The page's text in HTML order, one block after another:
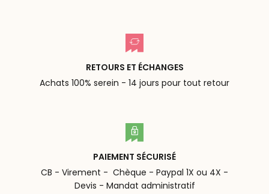
RETOURS ET ÉCHANGES
Achats 100% serein - 14 jours pour tout retour
PAIEMENT SÉCURISÉ
CB - Virement - Chèque - Paypal 1X ou 4X -
Devis - Mandat administratif